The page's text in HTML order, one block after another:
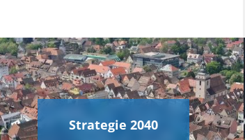
Strategie 2040